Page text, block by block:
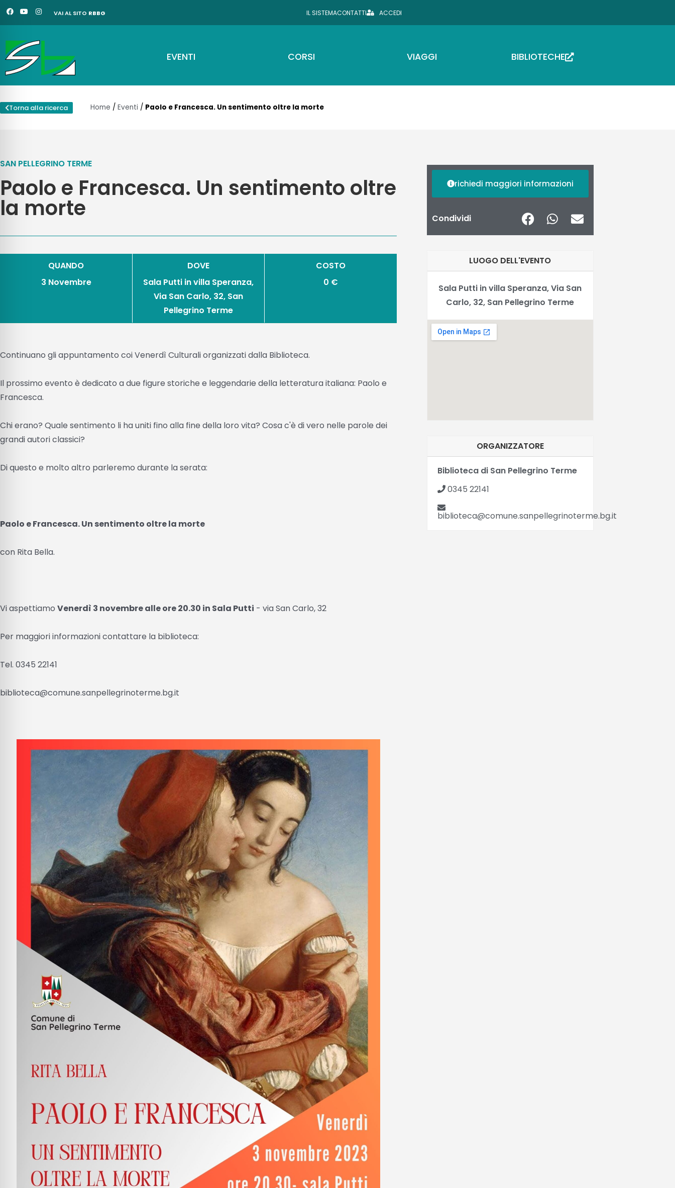
VaiF
a
c
o
o
k
Y
o
u
b
e
I
n
s
g
a
VAI AL SITO RBBG IL SISTEMACONTATTI ACCEDI
EVENTI CORSI VIAGGI BIBLIOTECHE
Torna alla ricerca Home / Eventi / Paolo e Francesca. Un sentimento oltre la morte
SAN PELLEGRINO TERME
Paolo e Francesca. Un sentimento oltre
la morte
QUANDO
3 Novembre
DOVE
Sala Putti in villa Speranza,
Via San Carlo, 32, San
Pellegrino Terme
COSTO
0 €
Continuano gli appuntamento coi Venerdì Culturali organizzati dalla Biblioteca.
Il prossimo evento è dedicato a due figure storiche e leggendarie della letteratura italiana: Paolo e
Francesca.
Chi erano? Quale sentimento li ha uniti fino alla fine della loro vita? Cosa c'è di vero nelle parole dei
grandi autori classici?
Di questo e molto altro parleremo durante la serata:
Paolo e Francesca. Un sentimento oltre la morte
con Rita Bella.
Vi aspettiamo Venerdì 3 novembre alle ore 20.30 in Sala Putti - via San Carlo, 32
Per maggiori informazioni contattare la biblioteca:
Tel. 0345 22141
biblioteca@comune.sanpellegrinoterme.bg.it
richiedi maggiori informazioni
Condividi
LUOGO DELL'EVENTO
Sala Putti in villa Speranza, Via San
Carlo, 32, San Pellegrino Terme
ORGANIZZATORE
Biblioteca di San Pellegrino Terme
0345 22141
biblioteca@comune.sanpellegrinoterme.bg.it